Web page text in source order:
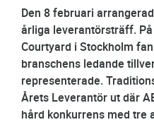
Den 8 februari
årliga leverantörsträff.
Courtyard i Stockholm
branschens ledande
representerade.
Årets Leverantör ut där
hård konkurrens med tre